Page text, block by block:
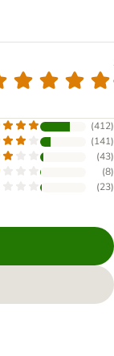
(412)
(141)
(43)
(8)
(23)